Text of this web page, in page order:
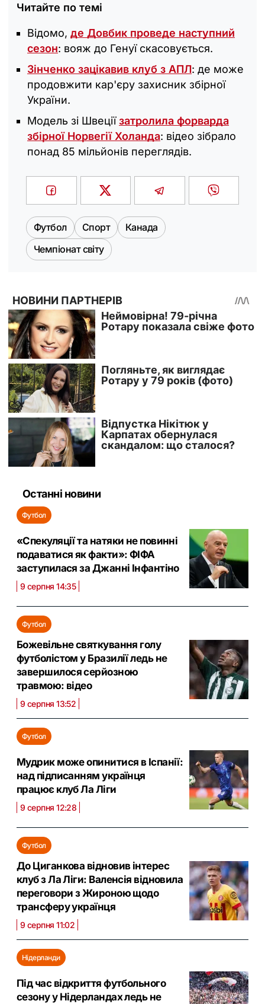
Читайте по темі
Відомо, де Довбик проведе наступний
сезон: вояж до Генуї скасовується.
Зінченко зацікавив клуб з АПЛ: де може
продовжити кар'єру захисник збірної
України.
Модель зі Швеціїзатролила форварда
збірної Норвегії Холанда: відео зібрало
понад 85 мільйонів переглядів.
Футбол Спорт
Канада
Чемпіонат світу
Останні новини
Футбол
«Спекуляції та натяки не повинні
подаватися як факти»: ФІФА
заступилася за Джанні Інфантіно
9 серпня 14:35
Футбол
Божевільне святкування голу
футболістом у Бразилії ледь не
завершилося серйозною
травмою: відео
9 серпня 13:52
Футбол
Мудрик може опинитися в Іспанії:
над підписанням українця
працює клуб Ла Ліги
9 серпня 12:28
Футбол
До Циганкова відновив інтерес
клуб з Ла Ліги: Валенсія відновила
переговори з Жироною щодо
трансферу українця
9 серпня 11:02
Нідерланди
Під час відкриття футбольного
сезону у Нідерландах ледь не